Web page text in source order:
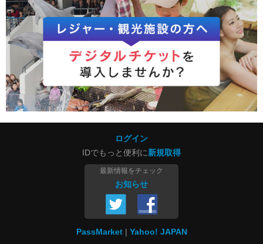
ログイン
IDでもっと便利に新規取得
最新情報をチェック
お知らせ
PassMarket Yahoo! JAPAN